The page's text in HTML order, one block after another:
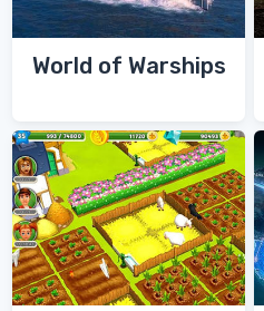
World of Warships